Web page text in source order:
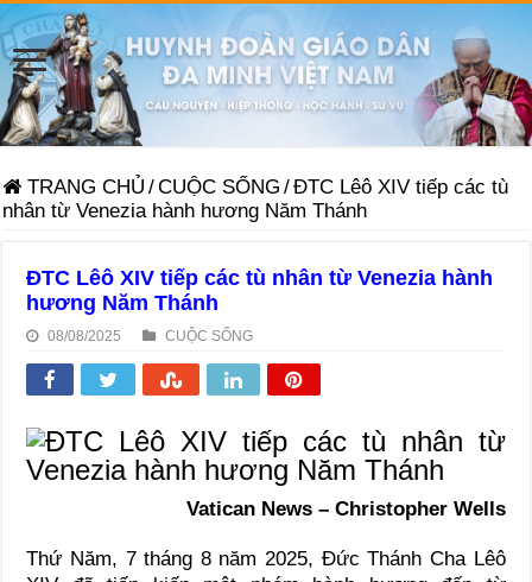
TRANG CHỦ /CUỘC SỐNG /ĐTC Lêô XIV tiếp các tù
nhân từ Venezia hành hương Năm Thánh
ĐTC Lêô XIV tiếp các tù nhân từ Venezia hành
hương Năm Thánh
08/08/2025 CUỘC SỐNG
Vatican News – Christopher Wells
Thứ Năm, 7 tháng 8 năm 2025, Đức Thánh Cha Lêô